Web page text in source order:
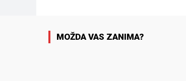
MOŽDA VAS ZANIMA?